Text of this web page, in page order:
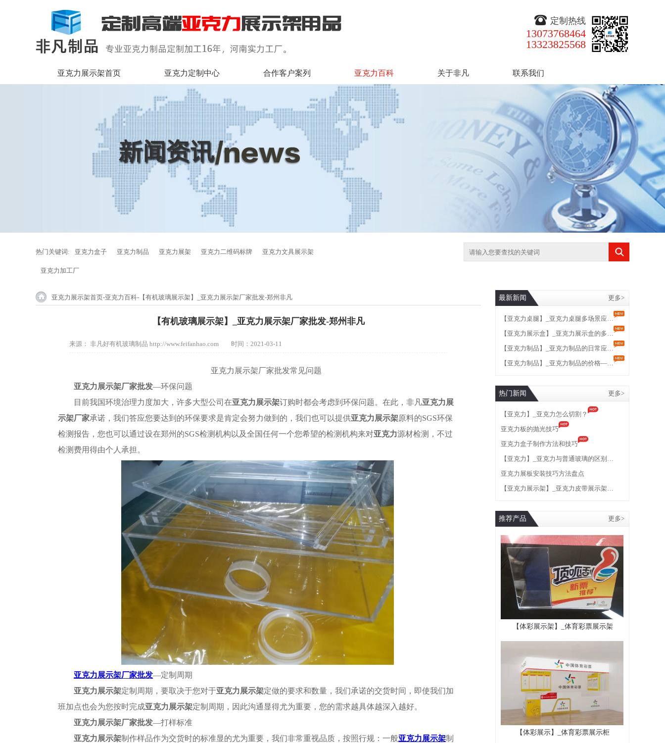
定制热线
13073768464
13323825568
亚克力展示架首页 亚克力定制中心 合作客户案列 亚克力百科 关于非凡 联系我们
热门关键词: 亚克力盒子 亚克力制品 亚克力展架 亚克力二维码标牌 亚克力文具展示架
亚克力加工厂
亚克力展示架首页-亚克力百科-【有机玻璃展示架】_亚克力展示架厂家批发-郑州非凡
【有机玻璃展示架】_亚克力展示架厂家批发-郑州非凡
来源： 非凡好有机玻璃制品 http://www.feifanhao.com 时间：2021-03-11
亚克力展示架厂家批发常见问题
亚克力展示架厂家批发—环保问题
目前我国环境治理力度加大，许多大型公司 在亚克力展示架订购时都会考虑到环保问题。在此，非凡亚克力展
示架厂家承诺， 我们答应您要达到的环保要求是肯定会努力做到的，我们也可以提供亚克力展示架原料的SGS环保
检测报告 ， 您也可以通过设在郑州的SGS检测机构以及全国任何一个您希望的检测机构来对亚克力源材检测，不过
检测费用得由个人承担 。
亚克力展示架厂家批发—定制周期
亚克力展示架定制 周期，要取决于您对于亚克力展示架定做的要求和数量，我们承诺的交货时间，即使我们加
班加点也会为您按时完成亚克力展示架定制 周期，因此沟通显得尤为重要，您的需求越具体越深入越好。
亚克力展示架厂家批发—打样标准
亚克力展示架制作样品作为交货时的标准显的尤为重要 ，我们非常重视品质 ，按照行规：一般亚克力展示架制
最新新闻 更多>
【亚克力桌腿】_亚克力桌腿多场景应…
【亚克力展示盒】_亚克力展示盒的多…
【亚克力制品】_亚克力制品的日常应…
【亚克力制品】_亚克力制品的价格—…
热门新闻 更多>
【亚克力】_亚克力怎么切割？
亚克力板的抛光技巧
亚克力盒子制作方法和技巧
【亚克力】_亚克力与普通玻璃的区别…
亚克力展板安装技巧方法盘点
【亚克力展示架】_亚克力皮带展示架…
推荐产品 更多>
【体彩展示架】_体育彩票展示架
【体彩展示】_体育彩票展示柜